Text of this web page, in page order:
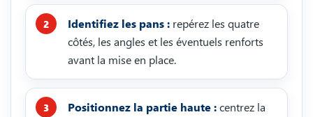
Identifiez les pans : repérez les quatre
côtés, les angles et les éventuels renforts
avant la mise en place.
Positionnez la partie haute :centrez la